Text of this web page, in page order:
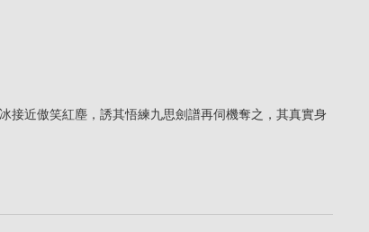
接近傲笑紅塵，誘其悟練九思劍譜再伺機奪之，其真實身